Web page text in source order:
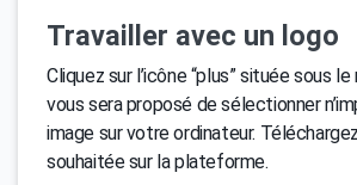
Travailler avec un logo
Cliquez sur l’icône “plus” située sous le
vous sera proposé de sélectionner
image sur votre ordinateur.
souhaitée sur la plateforme.